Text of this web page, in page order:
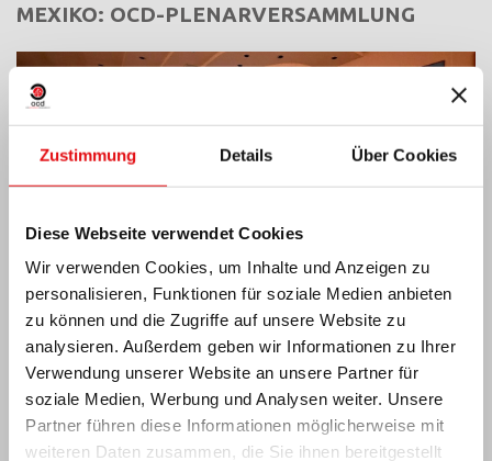
Zustimmung Details Über Cookies
Diese Webseite verwendet Cookies
Wir verwenden Cookies, um Inhalte und Anzeigen zu
personalisieren, Funktionen für soziale Medien anbieten
zu können und die Zugriffe auf unsere Website zu
analysieren. Außerdem geben wir Informationen zu Ihrer
Verwendung unserer Website an unsere Partner für
soziale Medien, Werbung und Analysen weiter. Unsere
Partner führen diese Informationen möglicherweise mit
weiteren Daten zusammen, die Sie ihnen bereitgestellt
MEXIKO: OCD-PLENARVERSAMMLUNG
Indien: Segnung und Einweihung des „Lumen
Carmeli“